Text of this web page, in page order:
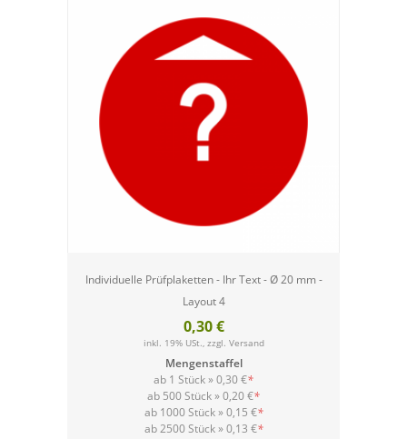
Individuelle Prüfplaketten - Ihr Text - Ø 20 mm -
Layout 4
0,30 €
inkl. 19% USt., zzgl. Versand
Mengenstaffel
ab 1 Stück »0,30 €*
ab 500 Stück »0,20 €*
ab 1000 Stück »0,15 €*
ab 2500 Stück »0,13 €*